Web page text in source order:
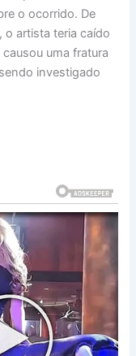
o ocorrido. De
o artista teria caído
uma fratura
investigado